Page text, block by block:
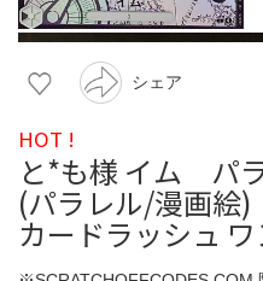
シェア
HOT !
と*も様 イム パ
(パラレル/漫画絵)
カードラッシュ